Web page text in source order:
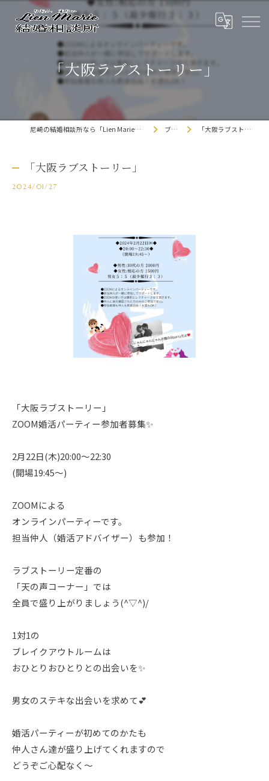
「大阪ラブストーリー」
尼崎の結婚相談所なら「Lien Marie結婚相談所」 ブログ 「大阪ラブストーリー」
「大阪ラブストーリー」
2024/01/27
「大阪ラブストーリー」
ZOOM婚活パーティー参加者募集✨
2月22日(木)20:00～22:30
(開場19:45～)
ZOOMによる
オンラインパーティーです。
担当仲人（婚活アドバイザー）も参加！
ラブストーリー定番の
「天の声コーナー」では
全員で盛り上がりましょう(^▽^)/
1対1の
ブレイクアウトルームは
おひとりおひとりとの出会いを✨
男女のステキな出会いを求めて💕
婚活パーティーが初めてのかたも
仲人さん達が盛り上げてくれますので
どうぞご心配なく～